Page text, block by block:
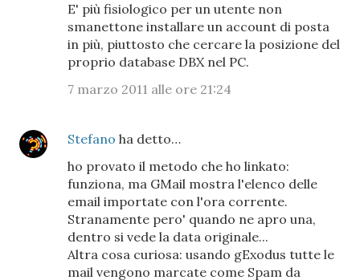
E' più fisiologico per un utente non
smanettone installare un account di posta
in più, piuttosto che cercare la posizione del
proprio database DBX nel PC.
7 marzo 2011 alle ore 21:24
Stefano ha detto…
ho provato il metodo che ho linkato:
funziona, ma GMail mostra l'elenco delle
email importate con l'ora corrente.
Stranamente pero' quando ne apro una,
dentro si vede la data originale...
Altra cosa curiosa: usando gExodus tutte le
mail vengono marcate come Spam da